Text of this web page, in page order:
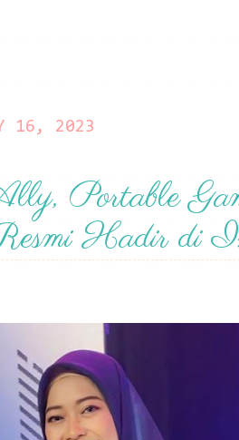
16, 2023
Portable
Hadir di